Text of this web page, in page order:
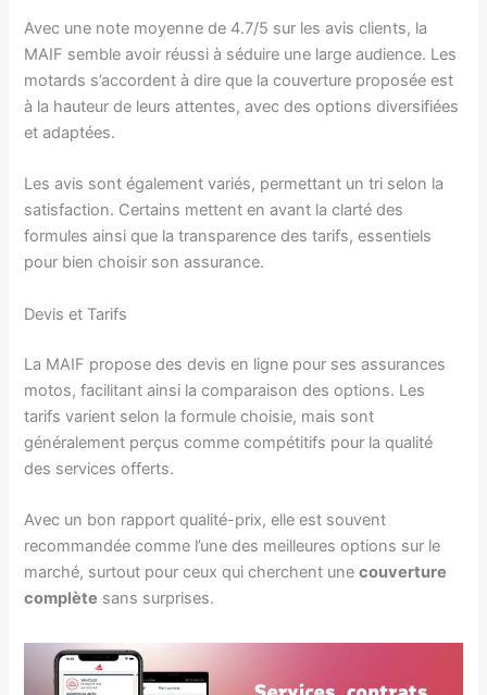
Avec une note moyenne de 4.7/5 sur les avis clients, la
MAIF semble avoir réussi à séduire une large audience. Les
motards s’accordent à dire que la couverture proposée est
à la hauteur de leurs attentes, avec des options diversifiées
et adaptées.
Les avis sont également variés, permettant un tri selon la
satisfaction. Certains mettent en avant la clarté des
formules ainsi que la transparence des tarifs, essentiels
pour bien choisir son assurance.
Devis et Tarifs
La MAIF propose des devis en ligne pour ses assurances
motos, facilitant ainsi la comparaison des options. Les
tarifs varient selon la formule choisie, mais sont
généralement perçus comme compétitifs pour la qualité
des services offerts.
Avec un bon rapport qualité-prix, elle est souvent
recommandée comme l’une des meilleures options sur le
marché, surtout pour ceux qui cherchent unecouverture
complète sans surprises.